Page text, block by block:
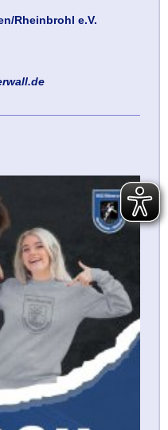
Rheinbrohl e.V.